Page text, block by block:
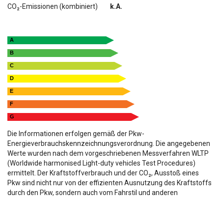
CO₂-Emissionen (kombiniert) k.A.
A
B
C
D
E
F
G
Die Informationen erfolgen gemäß der Pkw-
Energieverbrauchskennzeichnungsverordnung. Die angegebenen
Werte wurden nach dem vorgeschriebenen Messverfahren WLTP
(Worldwide harmonised Light-duty vehicles Test Procedures)
ermittelt. Der Kraftstoffverbrauch und der CO₂, Ausstoß eines
Pkw sind nicht nur von der effizienten Ausnutzung des Kraftstoffs
durch den Pkw, sondern auch vom Fahrstil und anderen